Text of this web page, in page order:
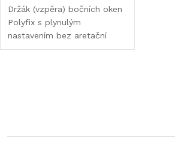
Držák (vzpěra) bočních oken
Polyfix s plynulým
nastavením bez aretační
kličky.
l